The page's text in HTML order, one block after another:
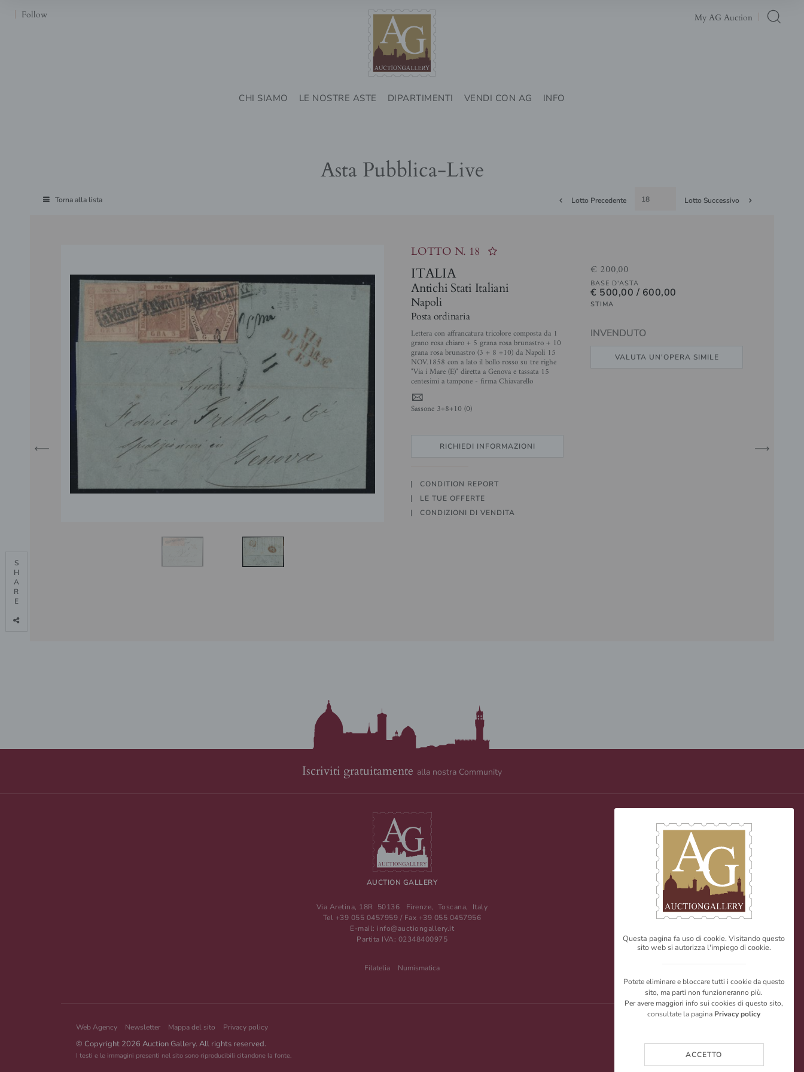
Follow My AG Auction
CHI SIAMO LE NOSTRE ASTE DIPARTIMENTI VENDI CON AG INFO
Asta Pubblica-Live
Torna alla lista Lotto Precedente Lotto Successivo
LOTTO N. 18
ITALIA
Antichi Stati Italiani
Napoli
Posta ordinaria
Lettera con affrancatura tricolore composta da 1
grano rosa chiaro + 5 grana rosa brunastro + 10
grana rosa brunastro (3 + 8 +10) da Napoli 15
NOV.1858 con a lato il bollo rosso su tre righe
"Via i Mare (E)" diretta a Genova e tassata 15
centesimi a tampone - firma Chiavarello
4
Sassone 3+8+10 (0)
RICHIEDI INFORMAZIONI
CONDITION REPORT
LE TUE OFFERTE
CONDIZIONI DI VENDITA
€ 200,00
BASE D'ASTA
€ 500,00 / 600,00
STIMA
INVENDUTO
VALUTA UN'OPERA SIMILE
Iscriviti gratuitamente alla nostra Community
AUCTION GALLERY
Via Aretina, 18R 50136 Firenze, Toscana, Italy
Tel +39 055 0457959 / Fax +39 055 0457956
E-mail: info@auctiongallery.it
Partita IVA: 02348400975
Filatelia Numismatica
Web Agency Newsletter Mappa del sito Privacy policy
© Copyright 2026 Auction Gallery. All rights reserved.
I testi e le immagini presenti nel sito sono riproducibili citandone la fonte.
S
H
A
R
E
Questa pagina fa uso di cookie. Visitando questo
sito web si autorizza l'impiego di cookie.
Potete eliminare e bloccare tutti i cookie da questo
sito, ma parti non funzioneranno più.
Per avere maggiori info sui cookies di questo sito,
consultate la pagina Privacy policy
ACCETTO